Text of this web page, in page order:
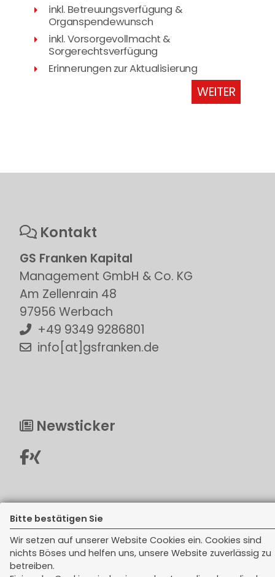
Bitte bestätigen Sie
Wir setzen auf unserer Website Cookies ein. Cookies sind
nichts Böses und helfen uns, unsere Website zuverlässig zu
betreiben.
inkl. Betreuungsverfügung &
Organspendewunsch
inkl. Vorsorgevollmacht &
Sorgerechtsverfügung
Erinnerungen zur Aktualisierung
WEITER
Kontakt
GS Franken Kapital
Management GmbH & Co. KG
Am Zellenrain 48
97956 Werbach
+49 9349 9286801
info[at]gsfranken.de
Newsticker
Rechtliches
Impressum